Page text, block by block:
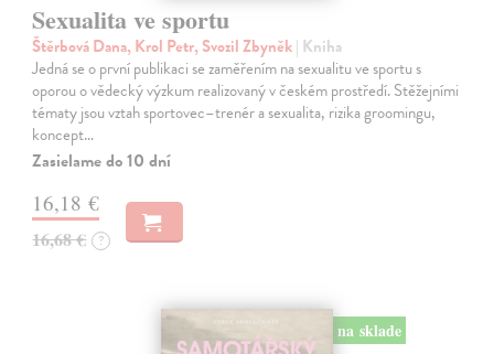
Sexualita ve sportu
Štěrbová Dana, Krol Petr, Svozil Zbyněk| Kniha
Jedná se o první publikaci se zaměřením na sexualitu ve sportu s
oporou o vědecký výzkum realizovaný v českém prostředí. Stěžejními
tématy jsou vztah sportovec–trenér a sexualita, rizika groomingu,
koncept…
Zasielame do 10 dní
16,18 €
16,68 € ?
na sklade